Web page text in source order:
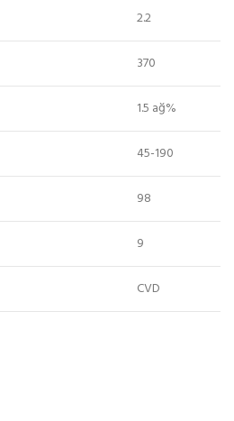
2.2
370
1.5 ağ%
45-190
98
9
CVD